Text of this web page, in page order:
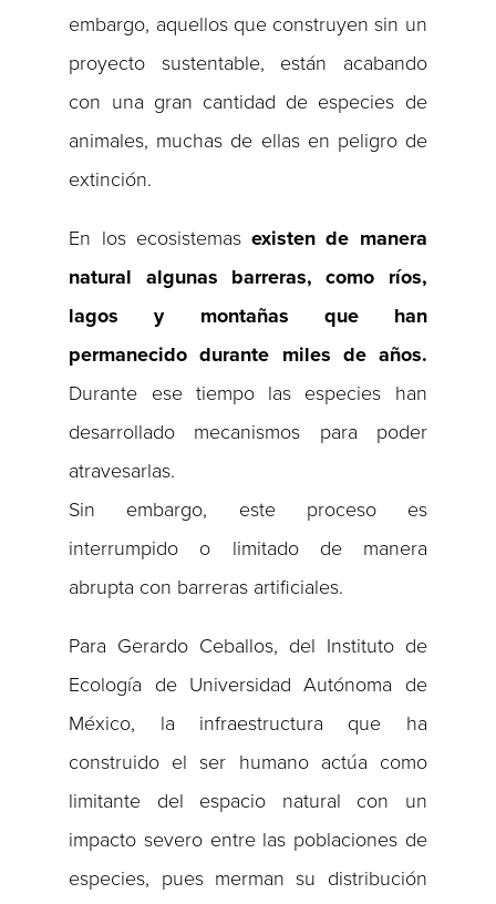
embargo, aquellos que construyen sin un
proyecto sustentable, están acabando
con una gran cantidad de especies de
animales, muchas de ellas en peligro de
extinción.
En los ecosistemasexisten de manera
natural algunas barreras, como ríos,
lagos y montañas que han
permanecido durante miles de años.
Durante ese tiempo las especies han
desarrollado mecanismos para poder
atravesarlas.
Sin embargo, este proceso es
interrumpido o limitado de manera
abrupta con barreras artificiales.
Para Gerardo Ceballos, del Instituto de
Ecología de Universidad Autónoma de
México, la infraestructura que ha
construido el ser humano actúa como
limitante del espacio natural con un
impacto severo entre las poblaciones de
especies, pues merman su distribución